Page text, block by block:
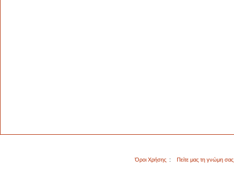
Όροι Χρήσης : Πείτε μας τη γνώμη σας